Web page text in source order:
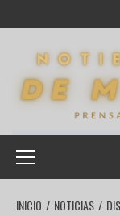
INICIO NOTICIAS